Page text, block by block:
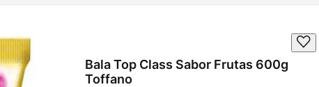
Bala Top Class Sabor Frutas 600g
Toffano